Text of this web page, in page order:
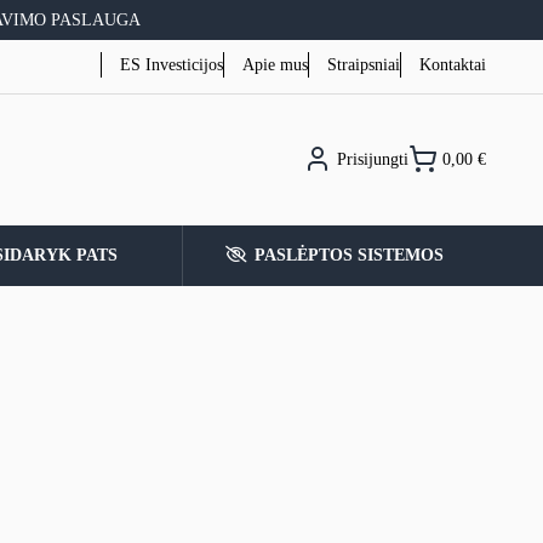
PASLAUGA
ES Investicijos Apie mus Straipsniai Kontaktai
Prisijungti 0,00 €
PATS PASLĖPTOS SISTEMOS